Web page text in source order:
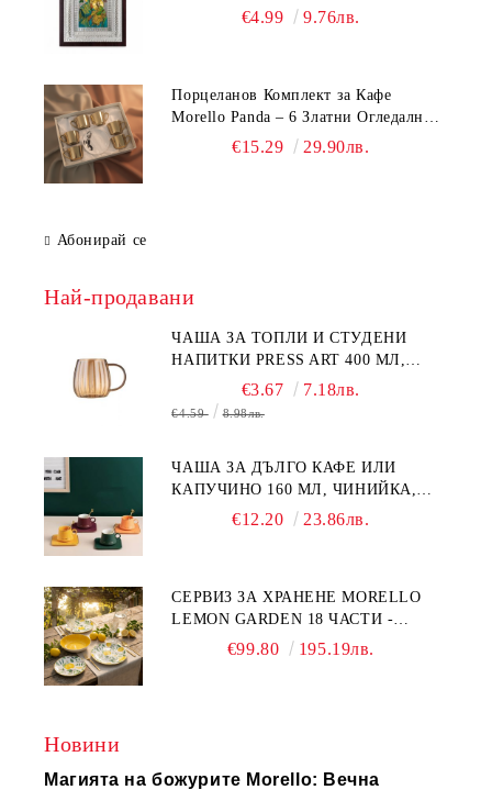
Стойка (23.5х19 см, 6 Модела)
€4.99 9.76лв.
Порцеланов Комплект за Кафе
Morello Panda – 6 Златни Огледални
Чаши с Анаморфно Отражение и
€15.29 29.90лв.
Абонирай се
Най-продавани
ЧАША ЗА ТОПЛИ И СТУДЕНИ
НАПИТКИ PRESS ART 400 МЛ,
БОРОСИЛИКАТНО СТЪКЛО
€3.67 7.18лв.
€4.59 8.98лв.
ЧАША ЗА ДЪЛГО КАФЕ ИЛИ
КАПУЧИНО 160 МЛ, ЧИНИЙКА,
ЛЪЖИЧКА GREEN, ORANGE LOVE
€12.20 23.86лв.
СЕРВИЗ ЗА ХРАНЕНЕ MORELLO
LEMON GARDEN 18 ЧАСТИ -
ПОРЦЕЛАН€99.80 195.19лв.
Новини
Магията на божурите Morello: Вечна